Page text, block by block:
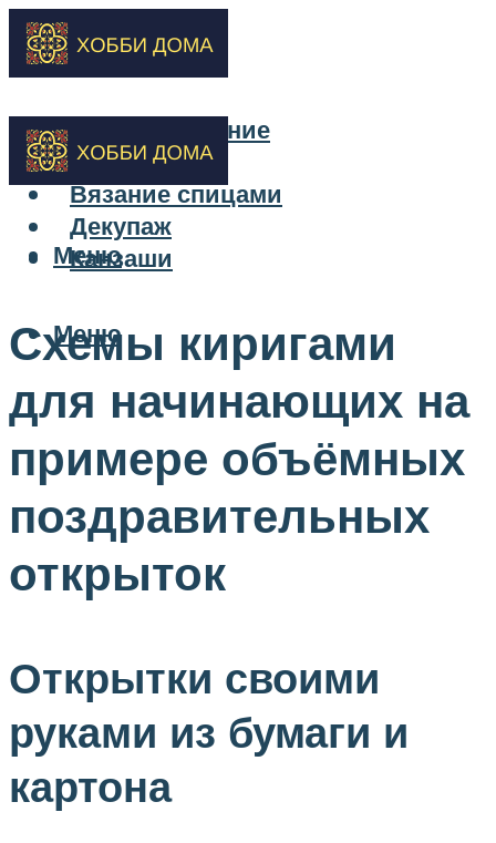
Бисероплетение
Вышивка
Вязание спицами
Декупаж
Канзаши
Меню
Меню
Схемы киригами
для начинающих на
примере объёмных
поздравительных
открыток
Открытки своими
руками из бумаги и
картона